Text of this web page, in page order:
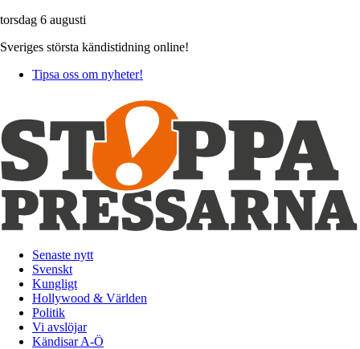
torsdag 6 augusti
Sveriges största kändistidning online!
Tipsa oss om nyheter!
Senaste nytt
Svenskt
Kungligt
Hollywood & Världen
Politik
Vi avslöjar
Kändisar A-Ö